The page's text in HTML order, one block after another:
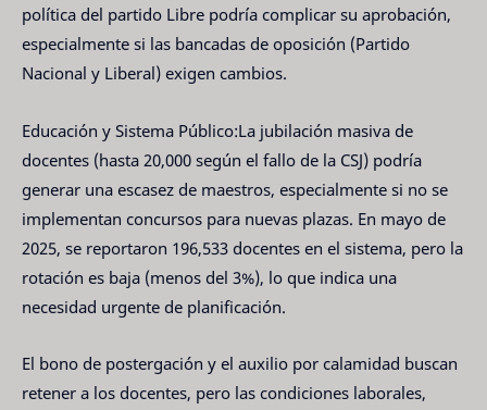
política del partido Libre podría complicar su aprobación,
especialmente si las bancadas de oposición (Partido
Nacional y Liberal) exigen cambios.
Educación y Sistema Público:La jubilación masiva de
docentes (hasta 20,000 según el fallo de la CSJ) podría
generar una escasez de maestros, especialmente si no se
implementan concursos para nuevas plazas. En mayo de
2025, se reportaron 196,533 docentes en el sistema, pero la
rotación es baja (menos del 3%), lo que indica una
necesidad urgente de planificación.
El bono de postergación y el auxilio por calamidad buscan
retener a los docentes, pero las condiciones laborales,